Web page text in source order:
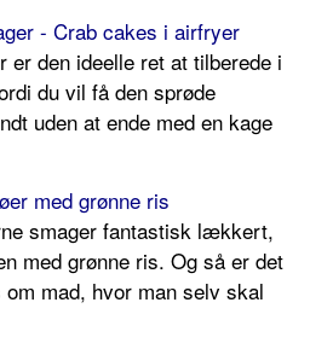
- Crab cakes i airfryer
er den ideelle ret at tilberede i
du vil få den sprøde
uden at ende med en kage
med grønne ris
smager fantastisk lækkert,
med grønne ris. Og så er det
mad, hvor man selv skal